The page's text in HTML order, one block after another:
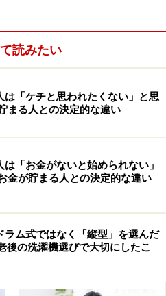
歳でもらえる予定の年金額×
：65歳でもらえる予定の年金
額は、ねんきん定期便などで
定の人が、60歳（5年繰上
読みたい
は「ケチと思われたくない」と思
まる人との決定的な違い
「お金がないと始められない」
金が貯まる人との決定的な違い
ラム式ではなく「縦型」を選んだ
後の洗濯機選びで大切にしたこ